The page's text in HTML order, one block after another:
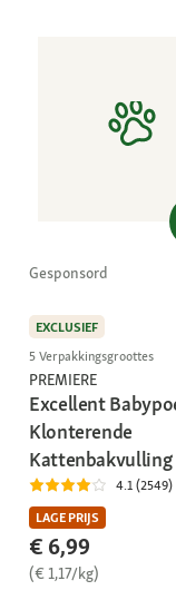
Gesponsord
EXCLUSIEF
5 Verpakkingsgroottes
PREMIERE
Excellent
Klonterende
Kattenbakvulling
4.1 (2549)
LAGE PRIJS
€ 6,99
(€ 1,17/kg)